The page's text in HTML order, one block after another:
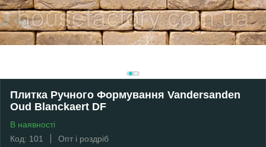
Плитка Ручного Формування Vandersanden
Oud Blanckaert DF
В наявності
Код: 101
Опт і роздріб